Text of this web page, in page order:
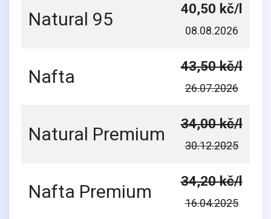
Natural 95 40,50 kč/l
08.08.2026
Nafta 43,50 kč/l
26.07.2026
Natural Premium 34,00 kč/l
30.12.2025
Nafta Premium 34,20 kč/l
16.04.2025